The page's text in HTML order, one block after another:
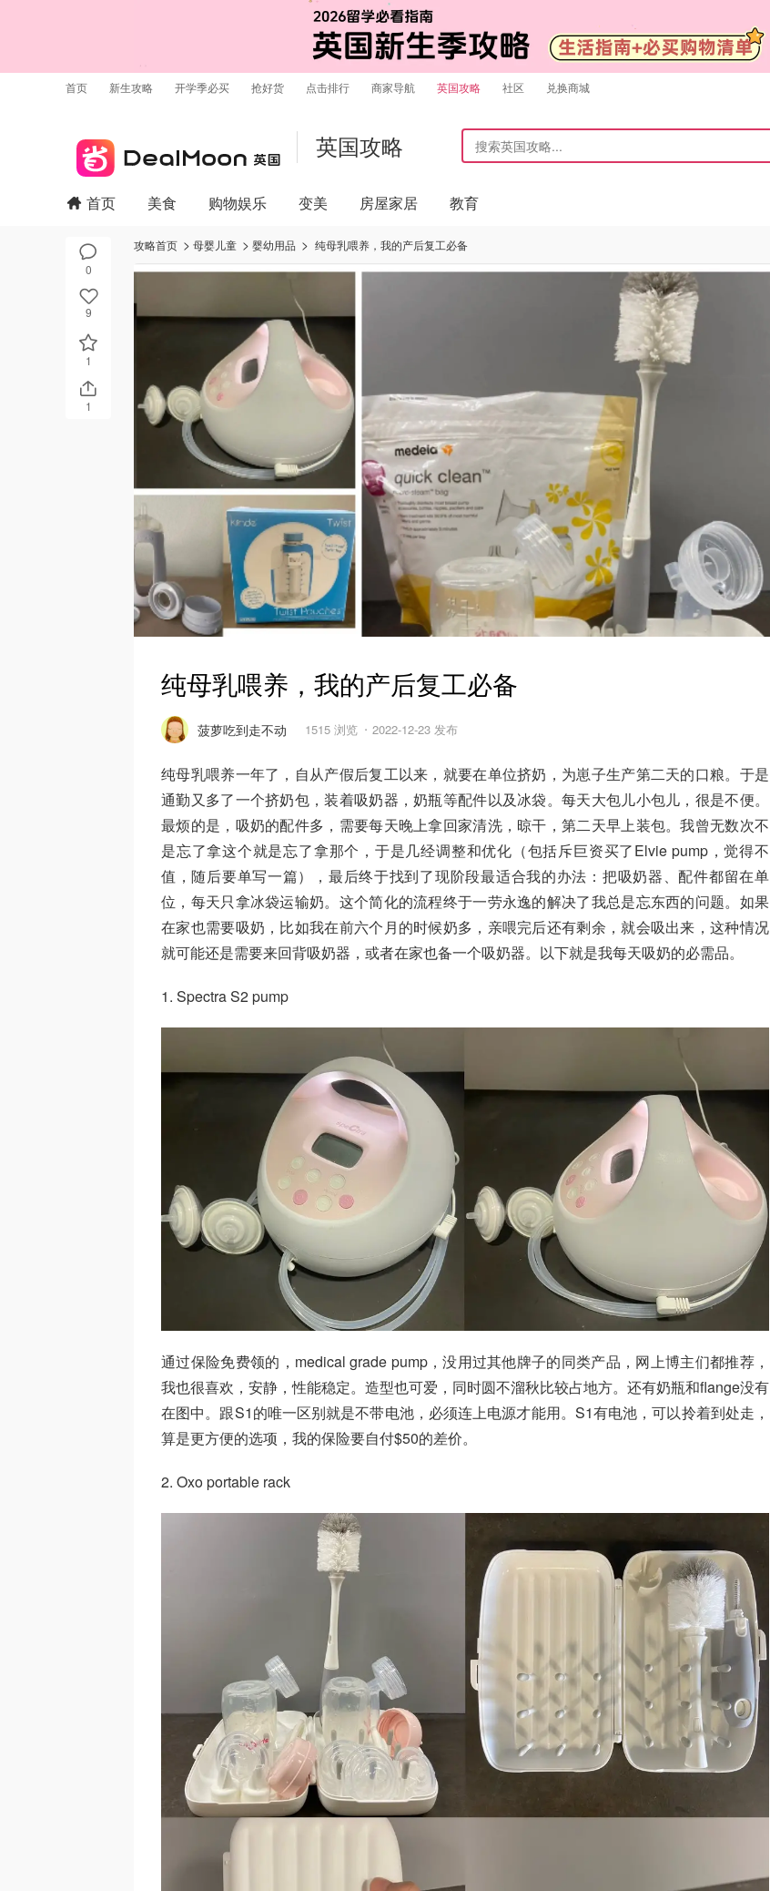
首页 新生攻略 开学季必买 抢好货 点击排行 商家导航 英国攻略 社区 兑换商城
英国攻略
0
9
1
1
首页 美食 购物娱乐 变美 房屋家居 教育
攻略首页 母婴儿童 婴幼用品 纯母乳喂养，我的产后复工必备
纯母乳喂养，我的产后复工必备
菠萝吃到走不动 1515 浏览 2022-12-23 发布
纯母乳喂养一年了，自从产假后复工以来，就要在单位挤奶，为崽子生产第二天的口粮。于是
通勤又多了一个挤奶包，装着吸奶器，奶瓶等配件以及冰袋。每天大包儿小包儿，很是不便。
最烦的是，吸奶的配件多，需要每天晚上拿回家清洗，晾干，第二天早上装包。我曾无数次不
是忘了拿这个就是忘了拿那个，于是几经调整和优化（包括斥巨资买了Elvie pump，觉得不
值，随后要单写一篇），最后终于找到了现阶段最适合我的办法：把吸奶器、配件都留在单
位，每天只拿冰袋运输奶。这个简化的流程终于一劳永逸的解决了我总是忘东西的问题。如果
在家也需要吸奶，比如我在前六个月的时候奶多，亲喂完后还有剩余，就会吸出来，这种情况
就可能还是需要来回背吸奶器，或者在家也备一个吸奶器。以下就是我每天吸奶的必需品。
1. Spectra S2 pump
通过保险免费领的，medical grade pump，没用过其他牌子的同类产品，网上博主们都推荐，
我也很喜欢，安静，性能稳定。造型也可爱，同时圆不溜秋比较占地方。还有奶瓶和flange没有
在图中。跟S1的唯一区别就是不带电池，必须连上电源才能用。S1有电池，可以拎着到处走，
算是更方便的选项，我的保险要自付$50的差价。
2. Oxo portable rack